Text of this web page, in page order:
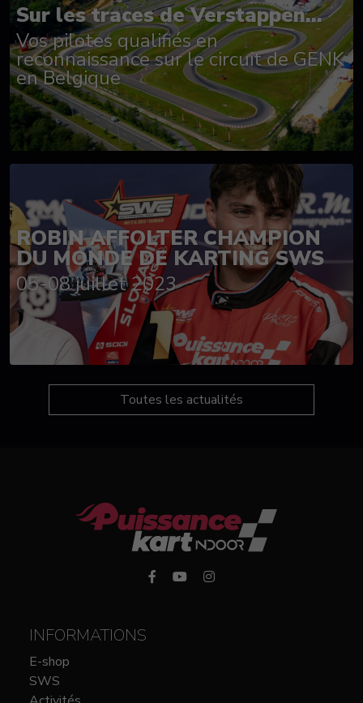
Sur les traces de Verstappen...
Vos pilotes qualifiés en
reconnaissance sur le circuit de GENK
en Belgique
ROBIN AFFOLTER CHAMPION
DU MONDE DE KARTING SWS
05-08 juillet 2023
Toutes les actualités
INFORMATIONS
E-shop
SWS